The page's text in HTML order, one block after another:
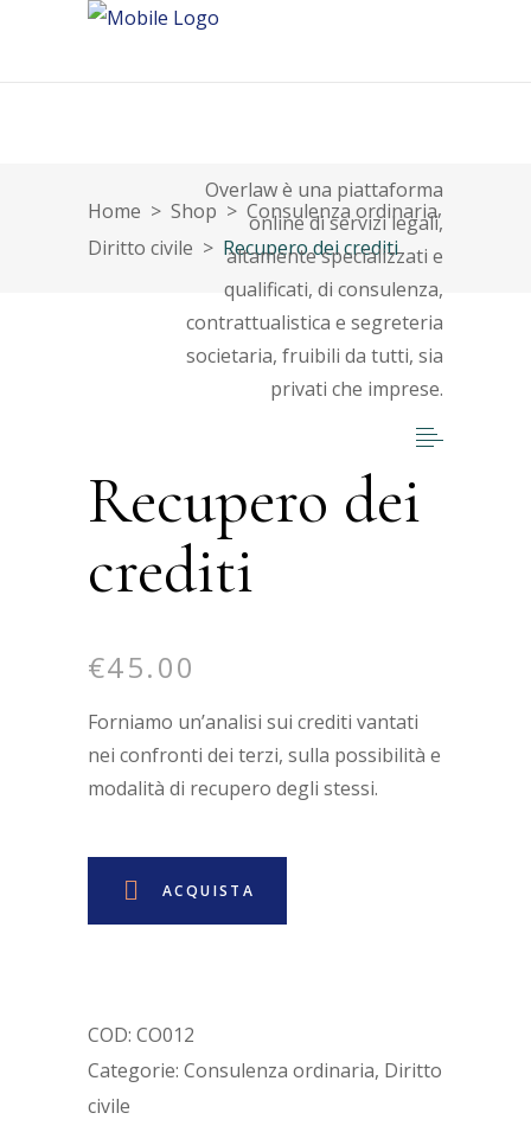
Overlaw è una piattaforma
online di servizi legali,
altamente specializzati e
qualificati, di consulenza,
contrattualistica e segreteria
societaria, fruibili da tutti, sia
privati che imprese.
Home > Shop > Consulenza ordinaria,
Diritto civile > Recupero dei crediti
Recupero dei
crediti
€45.00
Forniamo un’analisi sui crediti vantati
nei confronti dei terzi, sulla possibilità e
modalità di recupero degli stessi.
ACQUISTA
COD: CO012
Categorie: Consulenza ordinaria, Diritto
civile